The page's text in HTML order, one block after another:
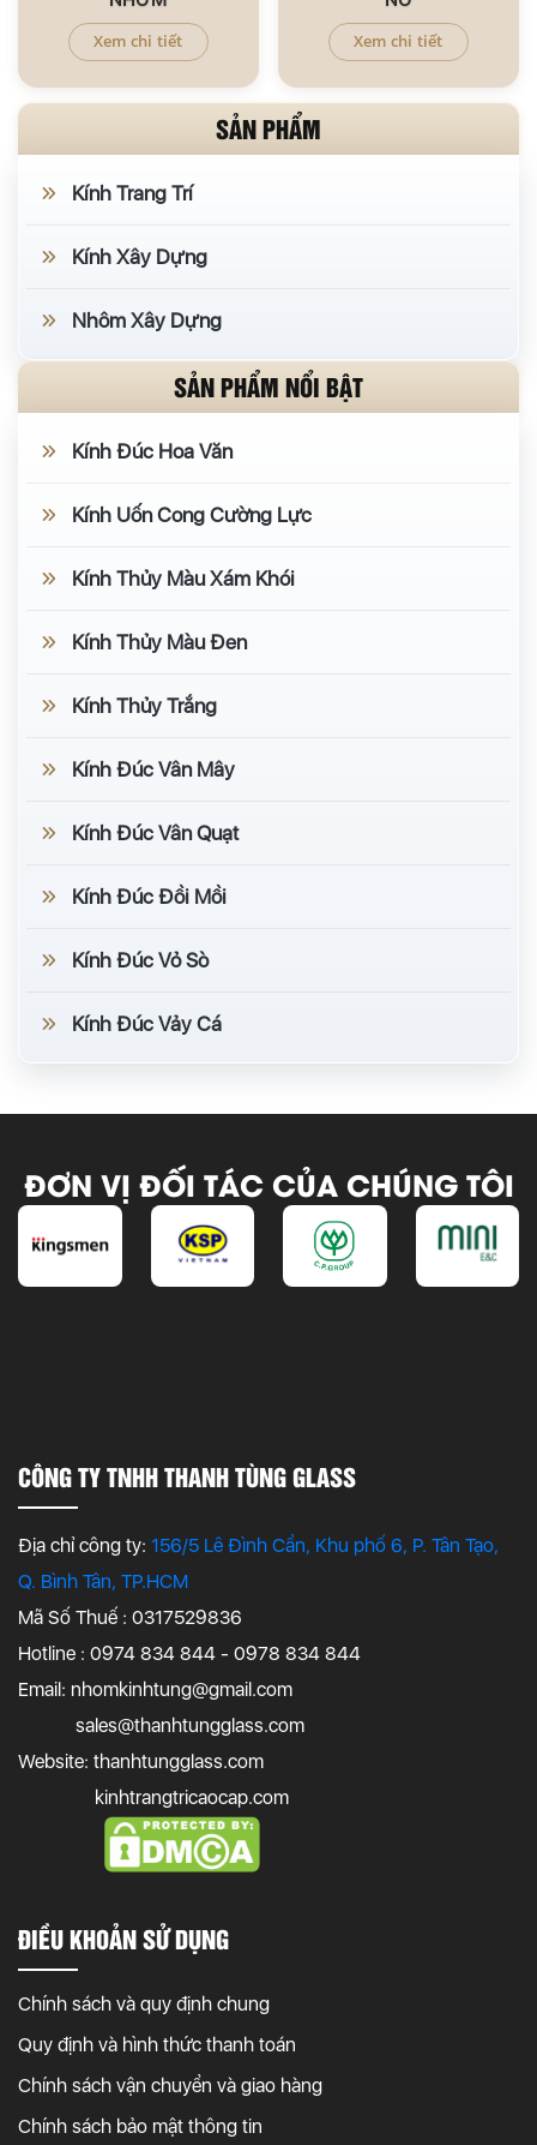
Xem chi tiết Xem chi tiết
SẢN PHẨM
Kính Trang Trí
Kính Xây Dựng
Nhôm Xây Dựng
SẢN PHẨM NỔI BẬT
Kính Đúc Hoa Văn
Kính Uốn Cong Cường Lực
Kính Thủy Màu Xám Khói
Kính Thủy Màu Đen
Kính Thủy Trắng
Kính Đúc Vân Mây
Kính Đúc Vân Quạt
Kính Đúc Đồi Mồi
Kính Đúc Vỏ Sò
Kính Đúc Vảy Cá
ĐƠN VỊ ĐỐI TÁC CỦA CHÚNG TÔI
CÔNG TY TNHH THANH TÙNG GLASS
Địa chỉ công ty: 156/5 Lê Đình Cẩn, Khu phố 6, P. Tân Tạo,
Q. Bình Tân, TP.HCM
Mã Số Thuế : 0317529836
Hotline : 0974 834 844 - 0978 834 844
Email: nhomkinhtung@gmail.com
sales@thanhtungglass.com
Website: thanhtungglass.com
kinhtrangtricaocap.com
ĐIỀU KHOẢN SỬ DỤNG
Chính sách và quy định chung
Quy định và hình thức thanh toán
Chính sách vận chuyển và giao hàng
Chính sách bảo mật thông tin